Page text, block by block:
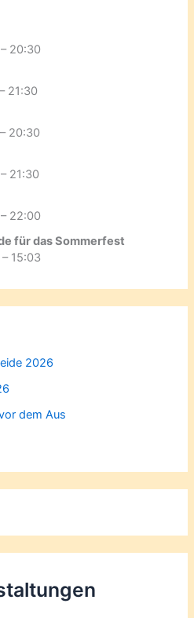
20:30
21:30
20:30
21:30
22:00
für das Sommerfest
15:03
2026
dem Aus